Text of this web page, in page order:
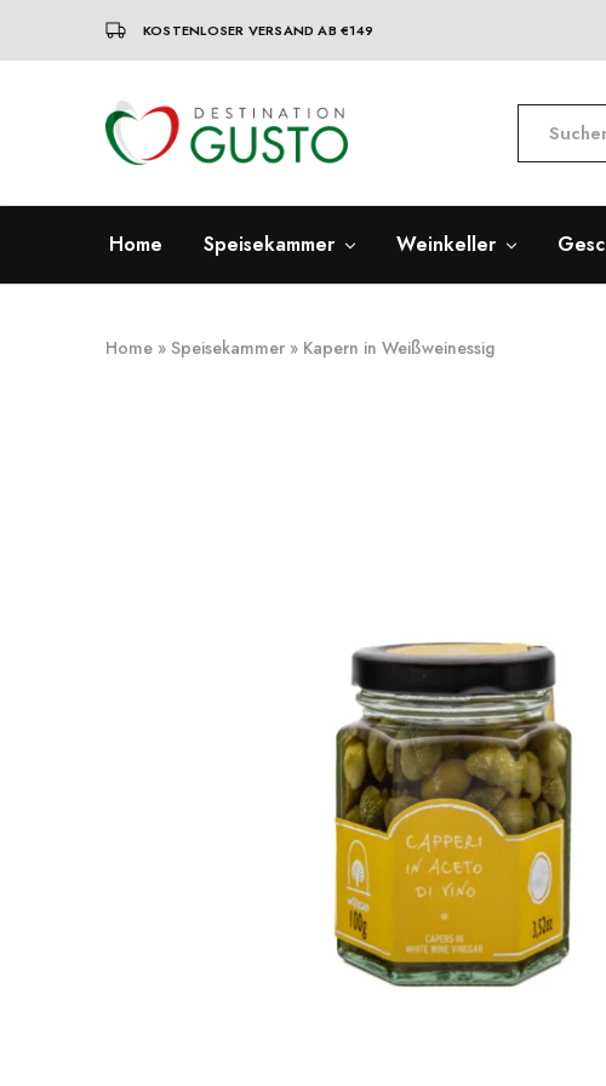
KOSTENLOSER VERSAND AB €149
Destination
Gusto
Italienische
Exzellenz
100%
qualität
Home Speisekammer Weinkeller
Home » Speisekammer » Kapern in Weißweinessig